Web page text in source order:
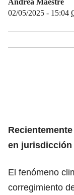
02/05/2025 - 15:04
en jurisdicción
El fenómeno
corregimiento